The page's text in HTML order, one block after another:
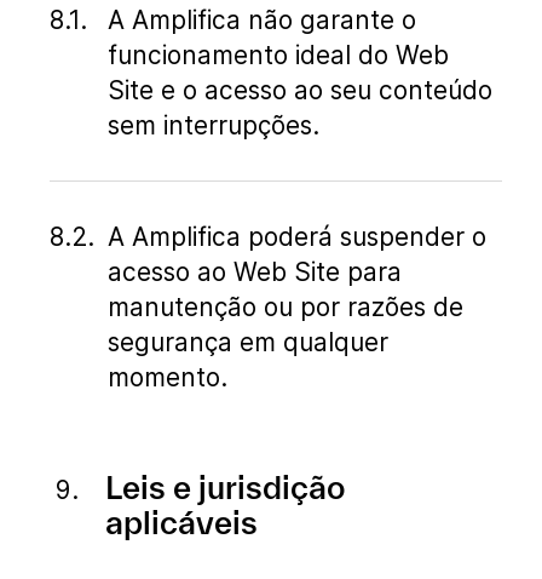
A Amplifica não garante o
funcionamento ideal do Web
Site e o acesso ao seu conteúdo
sem interrupções.
A Amplifica poderá suspender o
acesso ao Web Site para
manutenção ou por razões de
segurança em qualquer
momento.
Leis e jurisdição
aplicáveis